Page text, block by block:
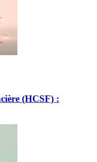
(HCSF) :